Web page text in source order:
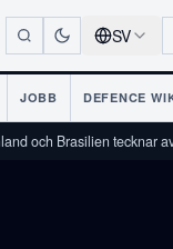
SV
JOBB DEFENCE
tecknar